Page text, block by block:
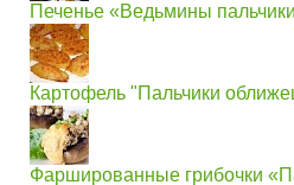
Печенье «Ведьмины
Картофель "Пальчики
Фаршированные грибочки